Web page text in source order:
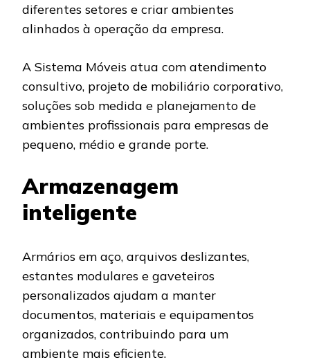
diferentes setores e criar ambientes
alinhados à operação da empresa.
A Sistema Móveis atua com atendimento
consultivo, projeto de mobiliário corporativo,
soluções sob medida e planejamento de
ambientes profissionais para empresas de
pequeno, médio e grande porte.
Armazenagem
inteligente
Armários em aço, arquivos deslizantes,
estantes modulares e gaveteiros
personalizados ajudam a manter
documentos, materiais e equipamentos
organizados, contribuindo para um
ambiente mais eficiente.